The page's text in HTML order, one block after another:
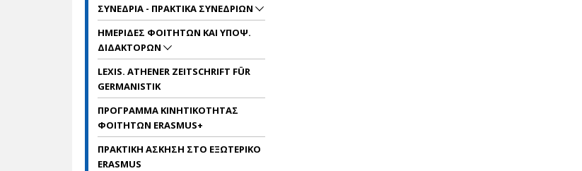
ΣΥΝΕΔΡΙΑ - ΠΡΑΚΤΙΚΑ ΣΥΝΕΔΡΙΩΝ
ΗΜΕΡΙΔΕΣ ΦΟΙΤΗΤΩΝ ΚΑΙ ΥΠΟΨ.
ΔΙΔΑΚΤΟΡΩΝ
LEXIS. ATHENER ZEITSCHRIFT FÜR
GERMANISTIK
ΠΡΟΓΡΑΜΜΑ ΚΙΝΗΤΙΚΟΤΗΤΑΣ
ΦΟΙΤΗΤΩΝ ERASMUS+
ΠΡΑΚΤΙΚΗ ΑΣΚΗΣΗ ΣΤΟ ΕΞΩΤΕΡΙΚΟ
ERASMUS